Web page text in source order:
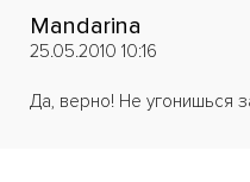
Mandarina
25.05.2010 10:16
Да, верно! Не угонишься